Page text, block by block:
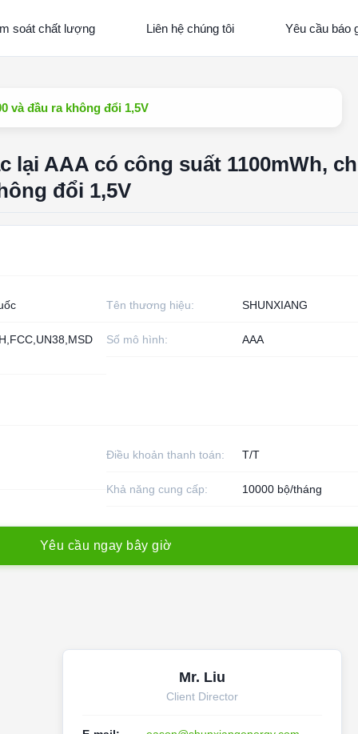
soát chất lượng Liên hệ chúng tôi Yêu cầu báo
và đầu ra không đổi 1,5V
lại AAA có công suất 1100mWh,
đổi 1,5V
Tên thương hiệu: SHUNXIANG
Số mô hình: AAA
Điều khoản thanh toán: T/T
Khả năng cung cấp: 10000 bộ/tháng
Yêu cầu ngay bây giờ
Mr. Liu
Client Director